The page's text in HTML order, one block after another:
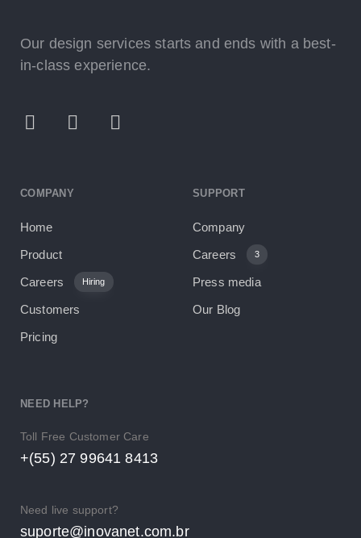
Our design services starts and ends with a best-
in-class experience.
COMPANY
Home
Product
Careers
Hiring
Customers
Pricing
SUPPORT
Company
Careers
3
Press media
Our Blog
NEED HELP?
Toll Free Customer Care
+(55) 27 99641 8413
Need live support?
suporte@inovanet.com.br